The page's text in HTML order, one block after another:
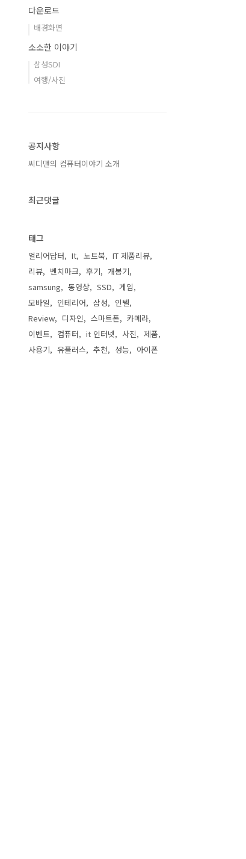
다운로드
배경화면
소소한 이야기
삼성SDI
여행/사진
공지사항
씨디맨의 컴퓨터이야기 소개
최근댓글
태그
얼리어답터 It 노트북
IT 제품리뷰
리뷰
벤치마크 후기
개봉기
samsung
동영상 SSD
게임
모바일
인테리어 삼성
인텔
Review
디자인 스마트폰
카메라
이벤트
컴퓨터 it 인터넷 사진
제품
사용기
유플러스 추천 성능 아이폰